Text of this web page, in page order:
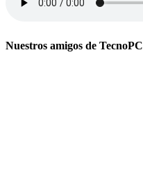
Nuestros amigos de TecnoPC